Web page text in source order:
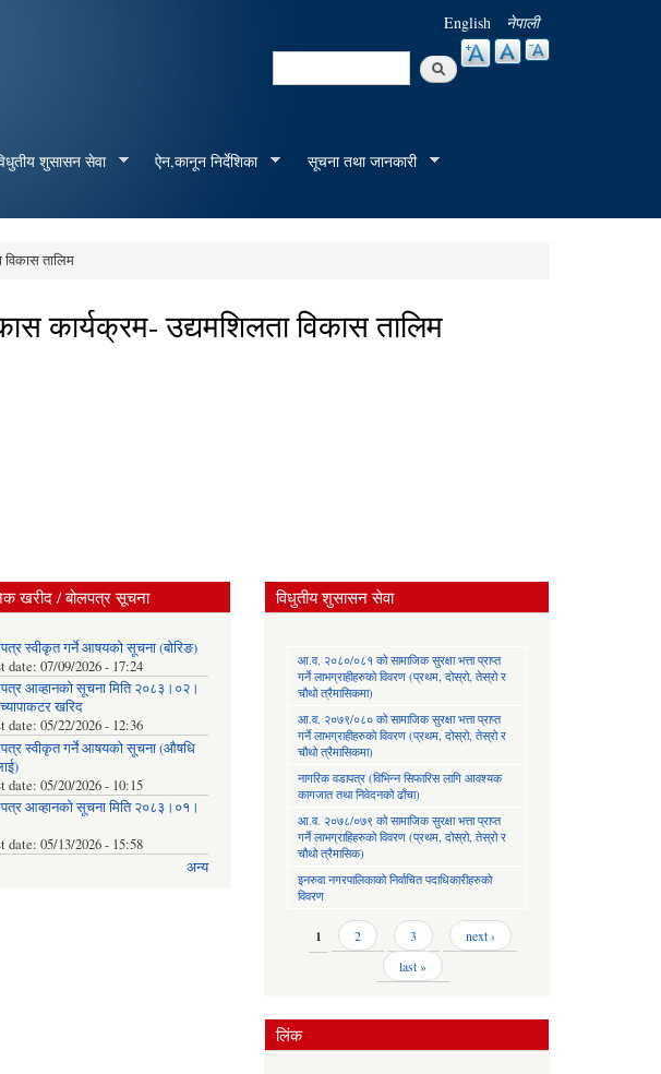
English नेपाली
Search
शुसासन सेवा ऐन,कानून निर्देशिका
सूचना तथा जानकारी
विकास तालिम
कार्यक्रम- उद्यमशिलता विकास तालिम
खरीद / बोलपत्र सूचना
स्वीकृत गर्ने आषयको सूचना (बोरिङ)
date: 07/09/2026 - 17:24
आव्हानको सूचना मिति २०८३।०२।
खरिद
date: 05/22/2026 - 12:36
स्वीकृत गर्ने आषयको सूचना (औषधि
date: 05/20/2026 - 10:15
आव्हानको सूचना मिति २०८३।०१।
date: 05/13/2026 - 15:58
अन्य
विधुतीय शुसासन सेवा
आ.व. २०८०/०८१ को सामाजिक सुरक्षा भत्ता प्राप्त
गर्ने लाभग्राहीहरुको विवरण (प्रथम, दोस्रो, तेस्रो र
चौथो त्रैमासिकमा)
आ.व. २०७९/०८० को सामाजिक सुरक्षा भत्ता प्राप्त
गर्ने लाभग्राहीहरुको विवरण (प्रथम, दोस्रो, तेस्रो र
चौथो त्रैमासिकमा)
नागरिक वडापत्र (विभिन्न सिफारिस लागि आवश्यक
कागजात तथा निवेदनको ढाँचा)
आ.व. २०७८/०७९ को सामाजिक सुरक्षा भत्ता प्राप्त
गर्ने लाभग्राहिहरुको विवरण (प्रथम, दोस्रो, तेस्रो र
चौथो त्रैमासिक)
इनरुवा नगरपालिकाको निर्वाचित पदाधिकारीहरुको
विवरण
Pages
1 2 3
next ›
last »
लिंक